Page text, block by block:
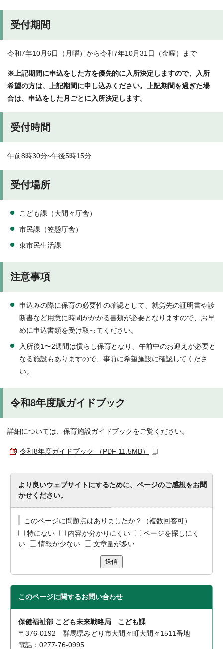
受付期間
令和7年10月6日（月曜）から令和7年10月31日（金曜）まで
※上記期間に申込をした方を優先的に入所決定しますので、入所
希望の方は、上記期間に申し込みください。上記期間を過ぎた場
合は、申込をした月ごとに入所決定します。
受付時間
午前8時30分~午後5時15分
受付場所
こども課（大間々庁舎）
市民課（笠懸庁舎）
東市民生活課
注意事項
申込みの際に保育の必要性の確認として、就労先の証明書や診
断書など用意に時間がかかる書類が必要となりますので、お早
めに申込書類を受け取ってください。
入所後1〜2週間は慣らし保育となり、午前中のお迎えが必要と
なる施設もありますので、事前に希望施設に確認してくださ
い。
令和8年度版ガイドブック
詳細については、保育施設ガイドブックをご覧ください。
令和8年度ガイドブック （PDF 11.5MB）
より良いウェブサイトにするために、ページのご感想をお聞
かせください。
このページに問題点はありましたか？（複数回答可）
特にない
内容が分かりにくい
ページを探しにく
い
情報が少ない 文章量が多い
送信
このページに関するお問い合わせ
保健福祉部 こども未来戦略局 こども課
〒376-0192 群馬県みどり市大間々町大間々1511番地
電話：0277-76-0995